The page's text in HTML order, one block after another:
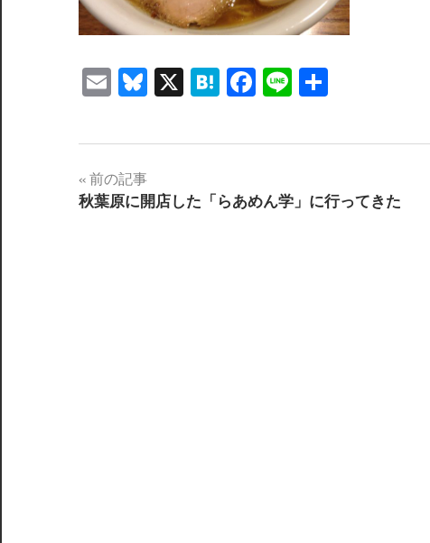
EmailBluesky
X Hatena
Facebook
Line
投
稿
前の記事
秋葉原に開店した「らあめん学」に行ってきた